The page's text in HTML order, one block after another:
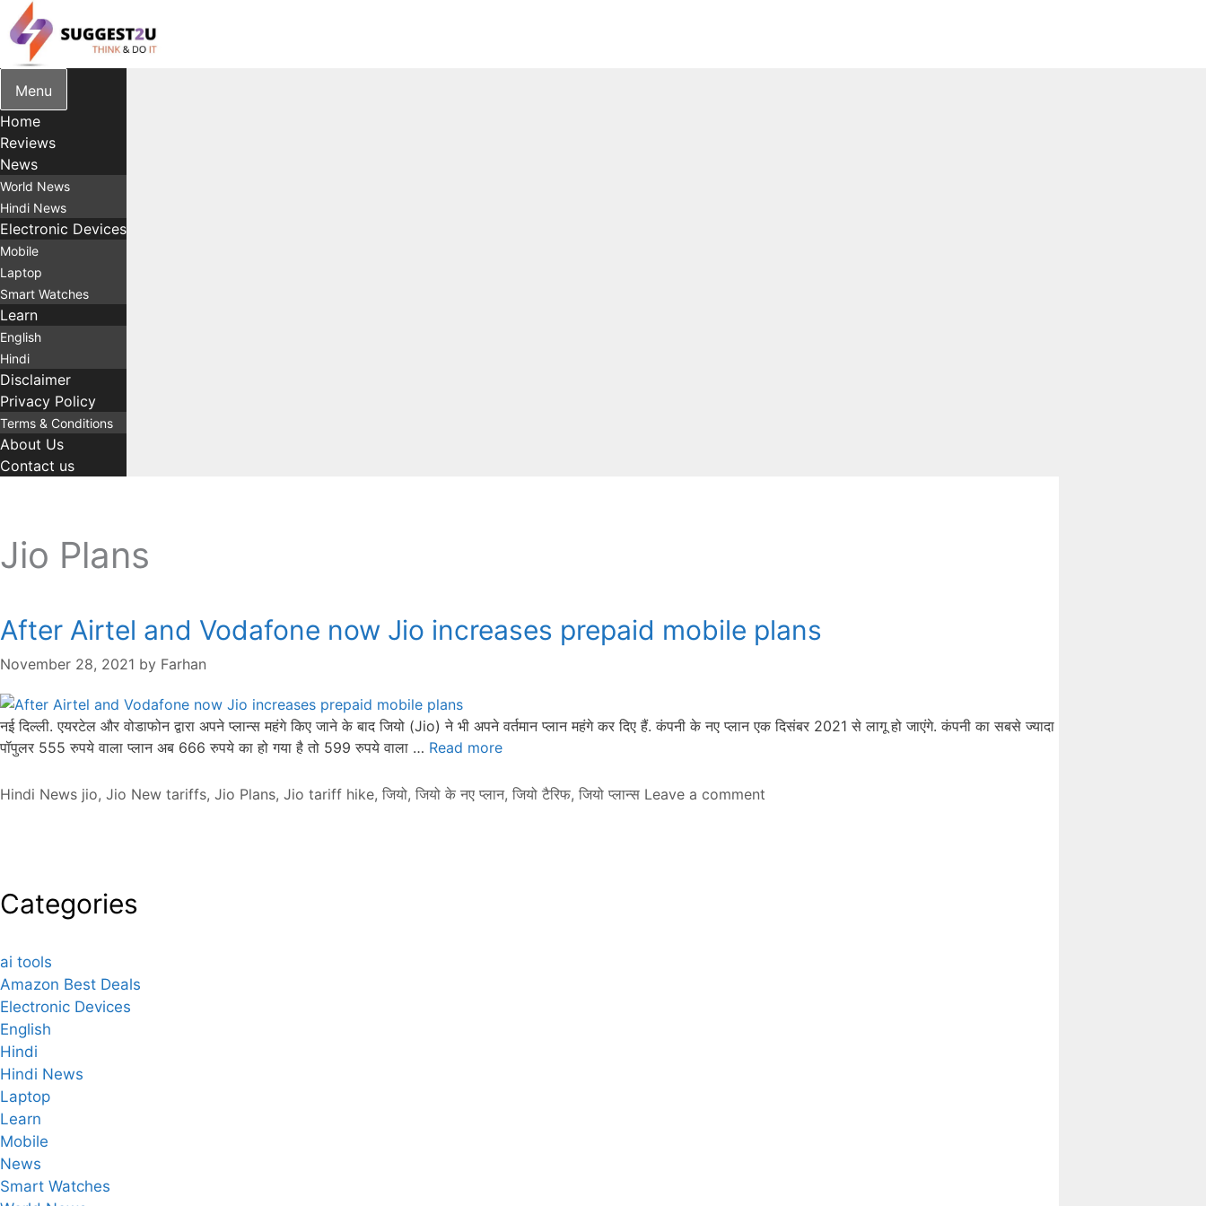
Skip
to
content
Menu
Home
Reviews
News
World News
Hindi News
Electronic Devices
Mobile
Laptop
Smart Watches
Learn
English
Hindi
Disclaimer
Privacy Policy
Terms & Conditions
About Us
Contact us
Jio Plans
After Airtel and Vodafone now Jio increases prepaid mobile plans
November 28, 2021 by Farhan
नई दिल्ली. एयरटेल और वोडाफोन द्वारा अपने प्लान्स महंगे किए जाने के बाद जियो (Jio) ने भी अपने वर्तमान प्लान महंगे कर दिए हैं. कंपनी के नए प्लान एक दिसंबर 2021 से लागू हो जाएंगे. कंपनी का सबसे ज्यादा
पॉपुलर 555 रुपये वाला प्लान अब 666 रुपये का हो गया है तो 599 रुपये वाला … Read more
Categories
Hindi News Tags
jio, Jio New tariffs, Jio Plans, Jio tariff hike, जियो, जियो के नए प्लान, जियो टैरिफ, जियो प्लान्स Leave a comment
Categories
ai tools
Amazon Best Deals
Electronic Devices
English
Hindi
Hindi News
Laptop
Learn
Mobile
News
Smart Watches